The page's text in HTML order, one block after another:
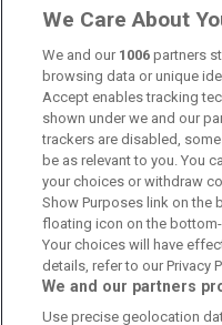
Om oss
Kontakta oss
Kundtjänst
Sponsor: Rekatochklart
Annonsera på Fotbolldirekt
Redaktionell policy
Personuppgiftspolicy
We Care About
We and our 1006 partners
browsing data or unique
Accept enables tracking
shown under we and our
trackers are disabled,
be as relevant to you. You
your choices or withdraw
Show Purposes link on the
floating icon on the
Your choices will have
details, refer to our Privacy
We and our partners
Use precise geolocation